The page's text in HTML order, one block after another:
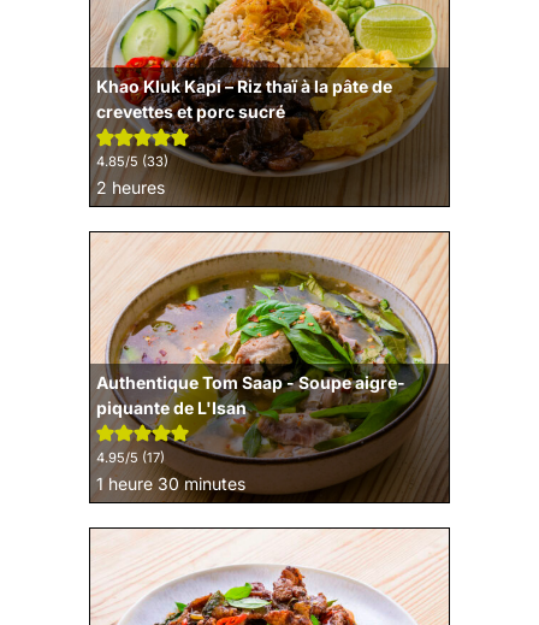
Khao Kluk Kapi – Riz thaï à la pâte de
crevettes et porc sucré
4.85/5 (33)
2heures
heures
Authentique Tom Saap - Soupe aigre-
piquante de L'Isan
4.95/5 (17)
1 heure
heure 30minutes
minutes